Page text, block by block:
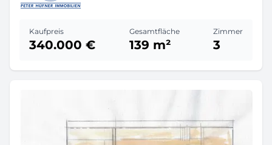
Kaufpreis
340.000 €
Gesamtfläche
139 m²
Zimmer
3